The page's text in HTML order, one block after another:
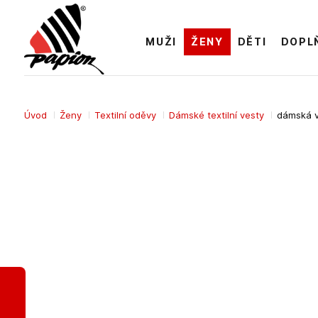
Úvod Ženy Textilní oděvy Dámské textilní vesty dámská
MUŽI ŽENY DĚTI